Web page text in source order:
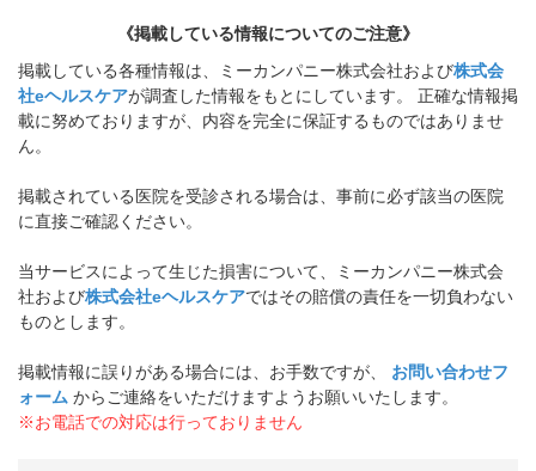
《掲載している情報についてのご注意》
掲載している各種情報は、ミーカンパニー株式会社および株式会
社eヘルスケアが調査した情報をもとにしています。 正確な情報掲
載に努めておりますが、内容を完全に保証するものではありませ
ん。
掲載されている医院を受診される場合は、事前に必ず該当の医院
に直接ご確認ください。
当サービスによって生じた損害について、ミーカンパニー株式会
社および株式会社eヘルスケアではその賠償の責任を一切負わない
ものとします。
掲載情報に誤りがある場合には、お手数ですが、
お問い合わせフ
ォーム からご連絡をいただけますようお願いいたします。
※お電話での対応は行っておりません